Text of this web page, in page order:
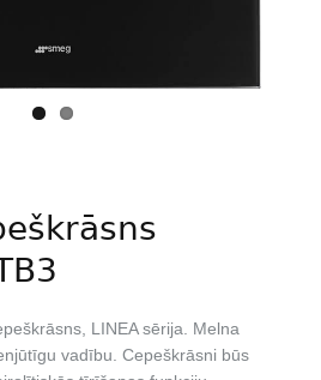
LINEA sērija. Melna
vadību. Cepeškrāsni būs